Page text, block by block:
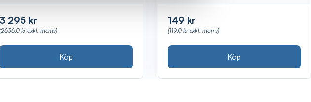
3 295 kr
(2636.0 kr exkl. moms)
Köp
149 kr
(119.0 kr exkl. moms)
Köp